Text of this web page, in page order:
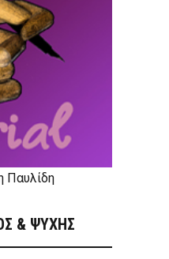
Παυλίδη
& ΨΥΧΗΣ